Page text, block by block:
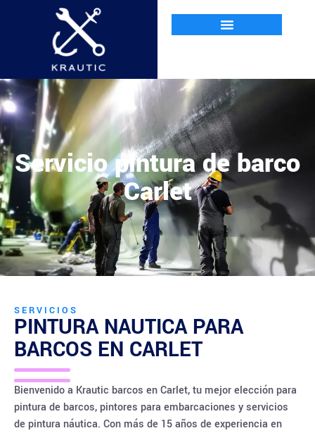
Servicio pintura de barco
Carlet
SERVICIOS
PINTURA NAUTICA PARA
BARCOS EN CARLET
Bienvenido a Krautic barcos en Carlet, tu mejor elección para
pintura de barcos, pintores para embarcaciones y servicios
de pintura náutica. Con más de 15 años de experiencia en